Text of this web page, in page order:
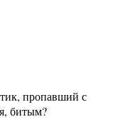
пропавший с
битым?